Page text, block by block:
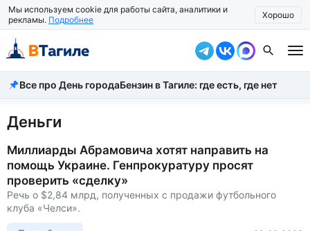
Мы используем cookie для работы сайта, аналитики и
рекламы. Подробнее Хорошо
Все новости
Происшествия
Город
Власть
Жизнь
Все про День городаБензин в Тагиле: где есть, где нет
Деньги
Миллиарды Абрамовича хотят направить на
помощь Украине. Генпрокуратуру просят
проверить «сделку»
Речь о $2,84 млрд, полученных с продажи футбольного
клуба «Челси».